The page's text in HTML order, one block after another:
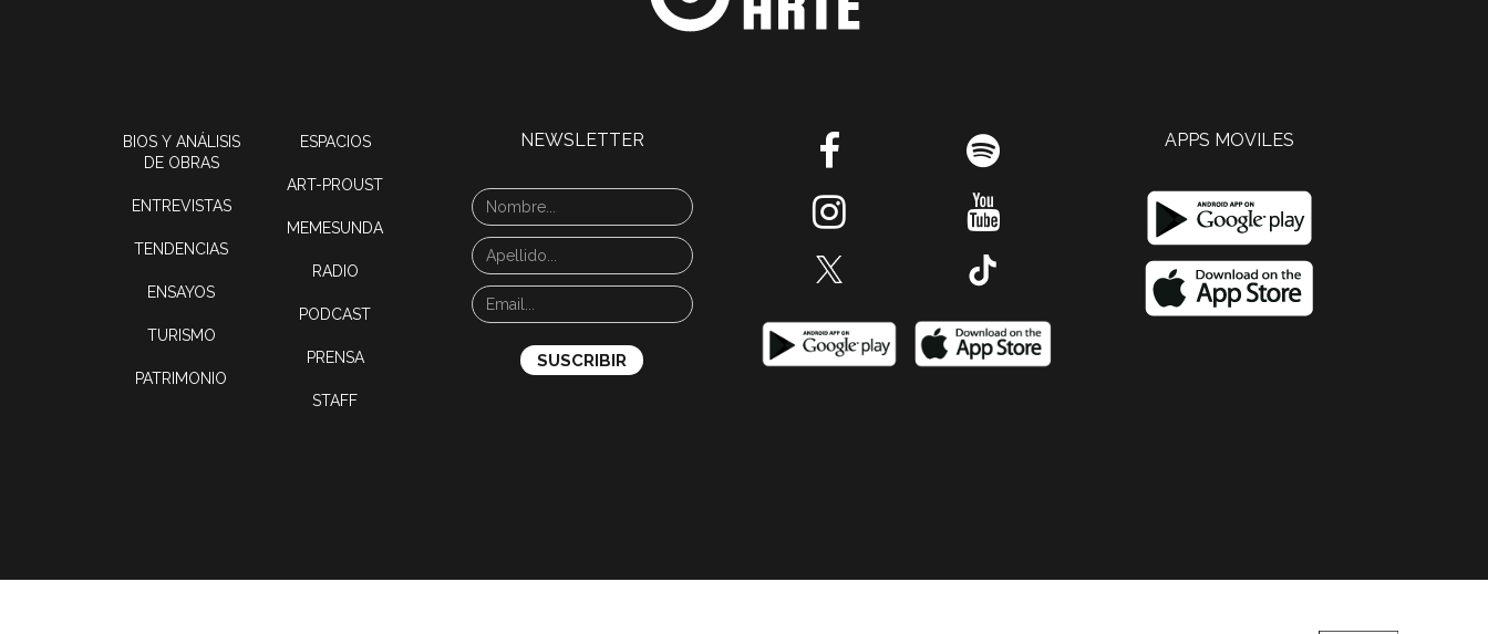
BIOS Y ANÁLISIS
DE OBRAS
ENTREVISTAS
TENDENCIAS
ENSAYOS
TURISMO
PATRIMONIO
ESPACIOS
ART-PROUST
MEMESUNDA
RADIO
PODCAST
PRENSA
STAFF
NEWSLETTER APPS MOVILES